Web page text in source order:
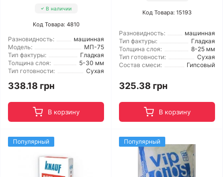
В наличии
Код Товара: 4810
Разновидность:
машинная
Модель:
МП-75
Тип фактуры:
Гладкая
Толщина слоя:
5-30 мм
Тип готовности:
Сухая
338.18 грн
В корзину
Код Товара: 15193
Разновидность:
машинная
Тип фактуры:
Гладкая
Толщина слоя:
8-25 мм
Тип готовности:
Сухая
Состав смеси:
Гипсовый
325.38 грн
В корзину
Популярный Популярный